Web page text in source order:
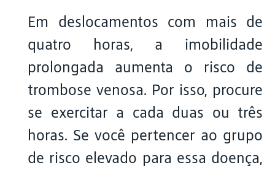
Em deslocamentos com mais de
quatro horas, a imobilidade
prolongada aumenta o risco de
trombose venosa. Por isso, procure
se exercitar a cada duas ou três
horas. Se você pertencer ao grupo
de risco elevado para essa doença,